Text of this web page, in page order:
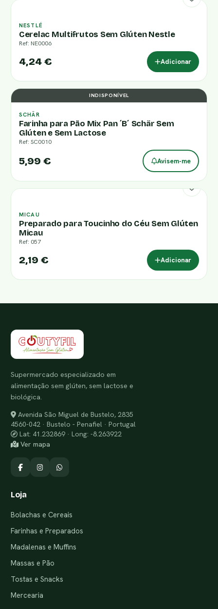
NESTLÉ
Cerelac Multifrutos Sem Glúten Nestle
Ref: NE0006
4,24 € Adicionar
INDISPONÍVEL
SCHÄR
Farinha para Pão Mix Pan ´B´ Schär Sem
Glúten e Sem Lactose
Ref: SC0010
5,99 € Avisem-me
MICAU
Preparado para Toucinho do Céu Sem Glúten
Micau
Ref: 057
2,19 € Adicionar
Supermercado especializado em
alimentação sem glúten, sem lactose e
biológica.
Avenida São Miguel de Bustelo, 2835
4560-042 · Bustelo - Penafiel · Portugal
Lat: 41.232869 · Long: -8.263922
Ver mapa
Loja
Bolachas e Cereais
Farinhas e Preparados
Madalenas e Muffins
Massas e Pão
Tostas e Snacks
Mercearia